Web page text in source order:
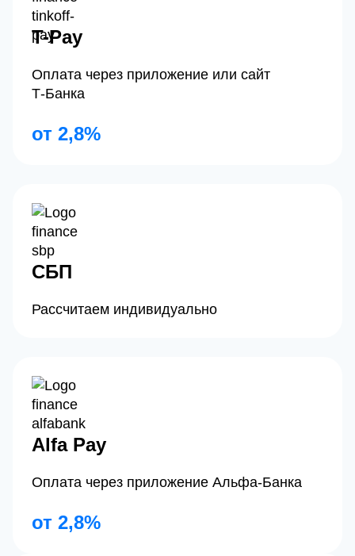
T-Pay
Оплата через приложение или сайт
Т‑Банка
от 2,8%
СБП
Рассчитаем индивидуально
Alfa Pay
Оплата через приложение Альфа-Банка
от 2,8%